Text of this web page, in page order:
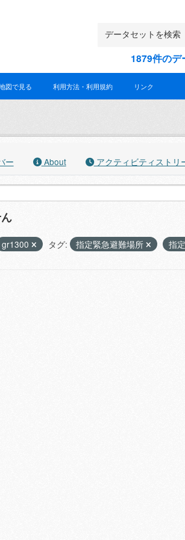
1879件の
図で見る 利用方法・利用規約 リンク
ー About アクティビティストリ
gr1300 タグ: 指定緊急避難場所 指